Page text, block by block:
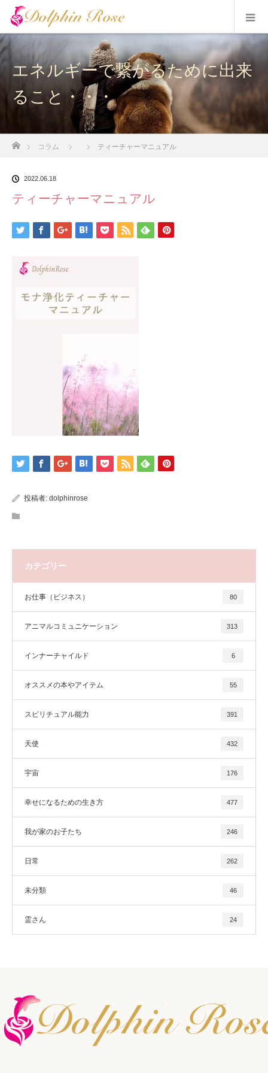
エネルギーで繋がるために出来
ること・・・
コラム ティーチャーマニュアル
2022.06.18
ティーチャーマニュアル
投稿者: dolphinrose
カテゴリー
お仕事（ビジネス） 80
アニマルコミュニケーション 313
インナーチャイルド 6
オススメの本やアイテム 55
スピリチュアル能力 391
天使 432
宇宙 176
幸せになるための生き方 477
我が家のお子たち 246
日常 262
未分類 46
霊さん 24